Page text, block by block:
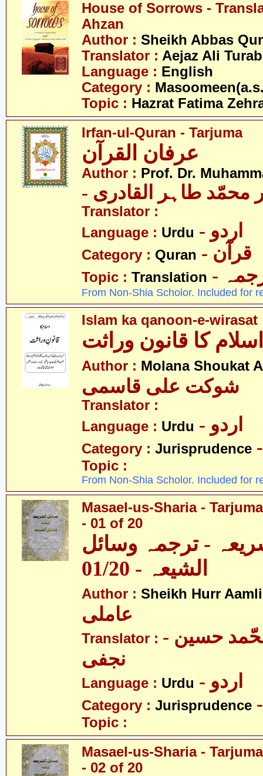
House of Sorrows -
Ahzan
Author : Sheikh Abbas
Translator : Aejaz Ali
Language : English
Category :
Topic : Hazrat Fatima
Irfan-ul-Quran - Tarjuma
عرفان القرآن
Author : Prof. Dr.
محمّد طاہر القادری
Translator :
Language : Urdu - اردو
Category : Quran - قرآن
Topic : Translation
From Non-Shia Scholor. Included for
Islam ka qanoon-e-wirasat
اسلام کا قانون وراثت
Author : Molana Shoukat
شوکت علی قاسمی
Translator :
Language : Urdu - اردو
Category : Jurisprudence
Topic :
From Non-Shia Scholor. Included for
Masael-us-Sharia -
- 01 of 20
- ترجمہ وسائل
الشیعہ - 01/20
Author : Sheikh Hurr Aamli
عاملی
Translator : - آیت اللہ محّمد حسین
نجفی
Language : Urdu - اردو
Category : Jurisprudence
Topic :
Masael-us-Sharia -
- 02 of 20